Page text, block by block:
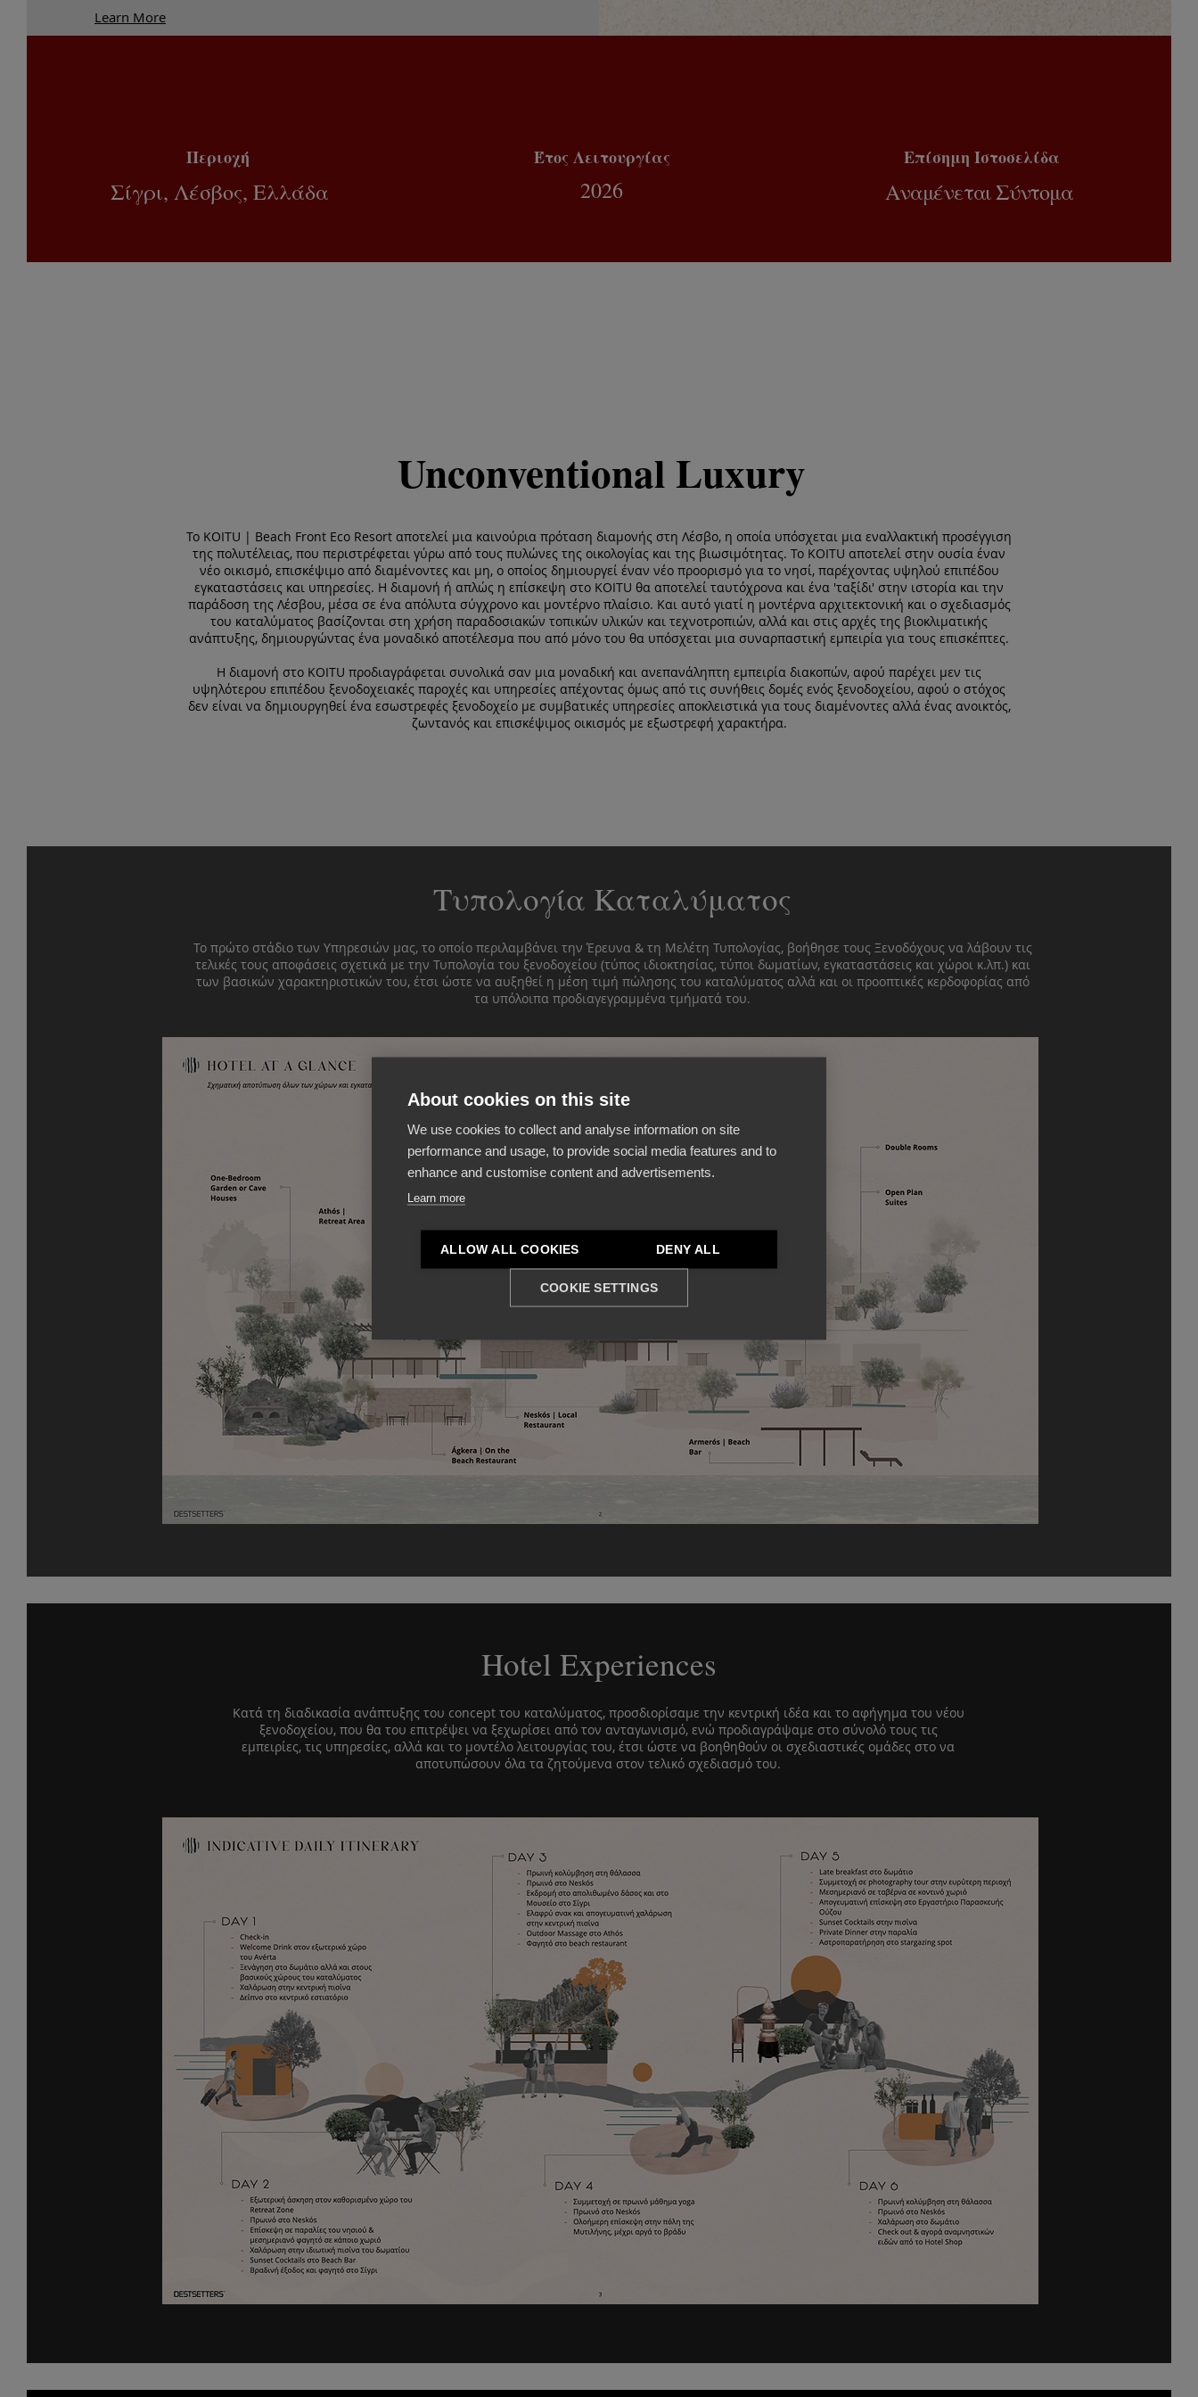
Learn More
Περιοχή
Σίγρι, Λέσβος, Ελλάδα
Έτος Λειτουργίας
2026
Επίσημη Ιστοσελίδα
Αναμένεται Σύντομα
Unconventional Luxury
Το KOITU | Beach Front Eco Resort αποτελεί μια καινούρια πρόταση διαμονής στη Λέσβο, η οποία υπόσχεται μια εναλλακτική προσέγγιση
της πολυτέλειας, που περιστρέφεται γύρω από τους πυλώνες της οικολογίας και της βιωσιμότητας. Το KOITU αποτελεί στην ουσία έναν
νέο οικισμό, επισκέψιμο από διαμένοντες και μη, ο οποίος δημιουργεί έναν νέο προορισμό για το νησί, παρέχοντας υψηλού επιπέδου
εγκαταστάσεις και υπηρεσίες. Η διαμονή ή απλώς η επίσκεψη στο KOITU θα αποτελεί ταυτόχρονα και ένα 'ταξίδι' στην ιστορία και την
παράδοση της Λέσβου, μέσα σε ένα απόλυτα σύγχρονο και μοντέρνο πλαίσιο. Και αυτό γιατί η μοντέρνα αρχιτεκτονική και ο σχεδιασμός
του καταλύματος βασίζονται στη χρήση παραδοσιακών τοπικών υλικών και τεχνοτροπιών, αλλά και στις αρχές της βιοκλιματικής
ανάπτυξης, δημιουργώντας ένα μοναδικό αποτέλεσμα που από μόνο του θα υπόσχεται μια συναρπαστική εμπειρία για τους επισκέπτες.
Η διαμονή στο KOITU προδιαγράφεται συνολικά σαν μια μοναδική και ανεπανάληπτη εμπειρία διακοπών, αφού παρέχει μεν τις
υψηλότερου επιπέδου ξενοδοχειακές παροχές και υπηρεσίες απέχοντας όμως από τις συνήθεις δομές ενός ξενοδοχείου, αφού ο στόχος
δεν είναι να δημιουργηθεί ένα εσωστρεφές ξενοδοχείο με συμβατικές υπηρεσίες αποκλειστικά για τους διαμένοντες αλλά ένας ανοικτός,
ζωντανός και επισκέψιμος οικισμός με εξωστρεφή χαρακτήρα.
Τυπολογία Καταλύματος
Το πρώτο στάδιο των Υπηρεσιών μας, το οποίο περιλαμβάνει την Έρευνα & τη Μελέτη Τυπολογίας, βοήθησε τους Ξενοδόχους να λάβουν τις
τελικές τους αποφάσεις σχετικά με την Τυπολογία του ξενοδοχείου (τύπος ιδιοκτησίας, τύποι δωματίων, εγκαταστάσεις και χώροι κ.λπ.) και
των βασικών χαρακτηριστικών του, έτσι ώστε να αυξηθεί η μέση τιμή πώλησης του καταλύματος αλλά και οι προοπτικές κερδοφορίας από
τα υπόλοιπα προδιαγεγραμμένα τμήματά του.
Hotel Experiences
Κατά τη διαδικασία ανάπτυξης του concept του καταλύματος, προσδιορίσαμε την κεντρική ιδέα και το αφήγημα του νέου
ξενοδοχείου, που θα του επιτρέψει να ξεχωρίσει από τον ανταγωνισμό, ενώ προδιαγράψαμε στο σύνολό τους τις
εμπειρίες, τις υπηρεσίες, αλλά και το μοντέλο λειτουργίας του, έτσι ώστε να βοηθηθούν οι σχεδιαστικές ομάδες στο να
αποτυπώσουν όλα τα ζητούμενα στον τελικό σχεδιασμό του.
About cookies on this site
We use cookies to collect and analyse information on site
performance and usage, to provide social media features and to
enhance and customise content and advertisements.
Learn more
ALLOW ALL COOKIES DENY ALL
COOKIE SETTINGS